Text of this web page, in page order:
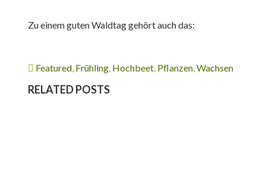
Zu einem guten Waldtag gehört auch das:
Featured, Frühling, Hochbeet, Pflanzen,Wachsen
RELATED POSTS